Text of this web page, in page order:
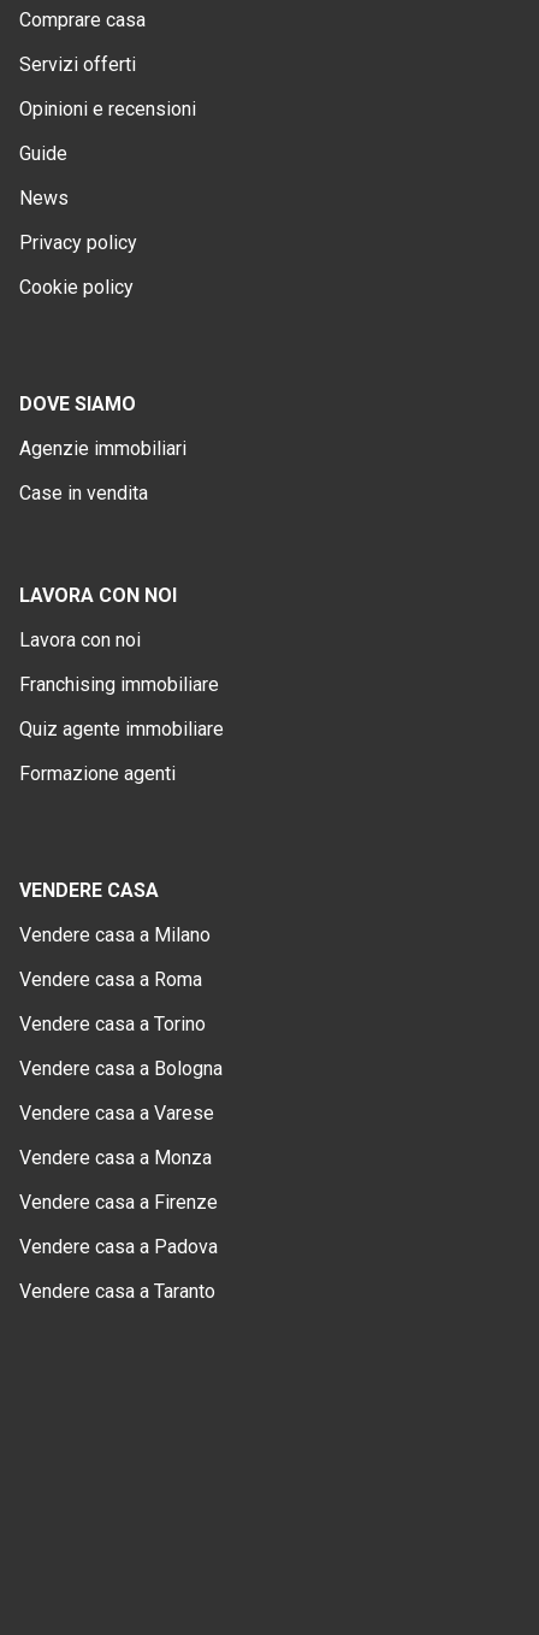
Comprare casa
Servizi offerti
Opinioni e recensioni
Guide
News
Privacy policy
Cookie policy
DOVE SIAMO
Agenzie immobiliari
Case in vendita
LAVORA CON NOI
Lavora con noi
Franchising immobiliare
Quiz agente immobiliare
Formazione agenti
VENDERE CASA
Vendere casa a Milano
Vendere casa a Roma
Vendere casa a Torino
Vendere casa a Bologna
Vendere casa a Varese
Vendere casa a Monza
Vendere casa a Firenze
Vendere casa a Padova
Vendere casa a Taranto